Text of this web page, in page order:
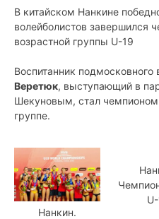
В китайском Нанкине
волейболистов завершился
возрастной группы U-19
Воспитанник подмосковного
Веретюк, выступающий в
Шекуновым, стал чемпионом
группе.
Нанкин.